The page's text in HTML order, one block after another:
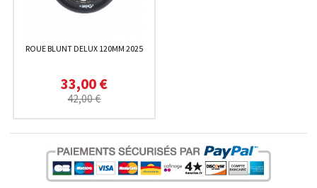
ROUE BLUNT DELUX 120MM 2025
33,00 €
42,00 €